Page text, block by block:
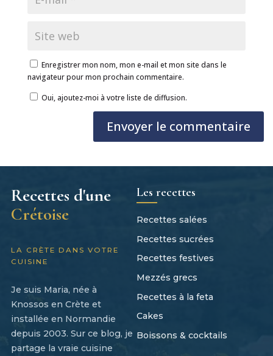
Enregistrer mon nom, mon e-mail et mon site dans le
navigateur pour mon prochain commentaire.
Oui, ajoutez-moi à votre liste de diffusion.
Envoyer le commentaire
Recettes d'une
Crétoise
LA CRÈTE DANS VOTRE
CUISINE
Je suis Maria, née à
Knossos en Crète et
installée en Normandie
depuis 2003. Sur ce blog, je
partage la vraie cuisine
Les recettes
Recettes salées
Recettes sucrées
Recettes festives
Mezzés grecs
Recettes à la feta
Cakes
Boissons & cocktails